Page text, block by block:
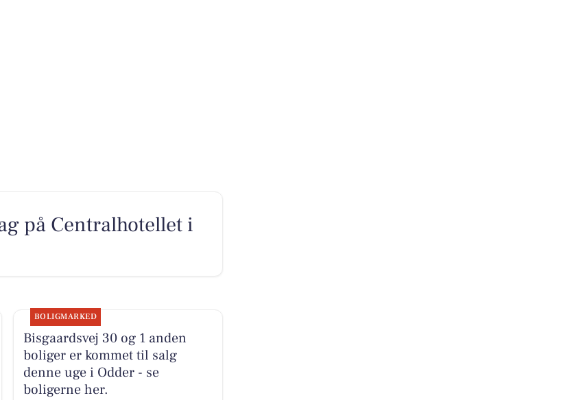
på Centralhotellet i
BOLIGMARKED
Bisgaardsvej 30 og 1 anden
boliger er kommet til salg
denne uge i Odder - se
boligerne her.